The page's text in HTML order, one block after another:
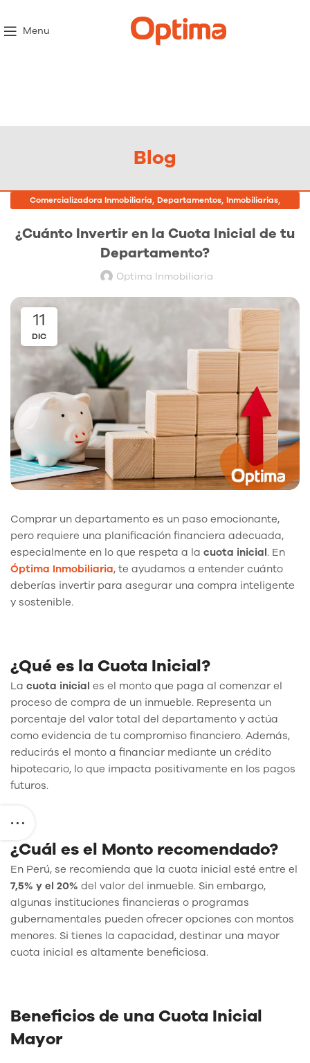
Menu
Blog
Comercializadora Inmobiliaria, Departamentos, Inmobiliarias,
¿Cuánto Invertir en la Cuota Inicial de tu
Departamento?
Optima Inmobiliaria
11
DIC
Comprar un departamento es un paso emocionante,
pero requiere una planificación financiera adecuada,
especialmente en lo que respeta a la cuota inicial. En
Óptima Inmobiliaria, te ayudamos a entender cuánto
deberías invertir para asegurar una compra inteligente
y sostenible.
¿Qué es la Cuota Inicial?
La cuota inicial es el monto que paga al comenzar el
proceso de compra de un inmueble. Representa un
porcentaje del valor total del departamento y actúa
como evidencia de tu compromiso financiero. Además,
reducirás el monto a financiar mediante un crédito
hipotecario, lo que impacta positivamente en los pagos
futuros.
¿Cuál es el Monto recomendado?
En Perú, se recomienda que la cuota inicial esté entre el
7,5% y el 20% del valor del inmueble. Sin embargo,
algunas instituciones financieras o programas
gubernamentales pueden ofrecer opciones con montos
menores. Si tienes la capacidad, destinar una mayor
cuota inicial es altamente beneficiosa.
Beneficios de una Cuota Inicial
Mayor